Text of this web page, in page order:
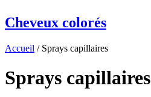
Cheveux colorés
Accueil / Sprays capillaires
Sprays capillaires